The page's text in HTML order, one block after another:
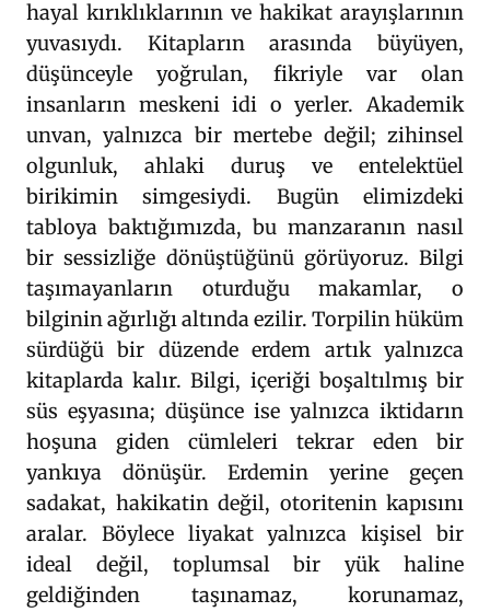
hayal kırıklıklarının ve hakikat arayışlarının
yuvasıydı. Kitapların arasında büyüyen,
düşünceyle yoğrulan, fikriyle var olan
insanların meskeni idi o yerler. Akademik
unvan, yalnızca bir mertebe değil; zihinsel
olgunluk, ahlaki duruş ve entelektüel
birikimin simgesiydi. Bugün elimizdeki
tabloya baktığımızda, bu manzaranın nasıl
bir sessizliğe dönüştüğünü görüyoruz. Bilgi
taşımayanların oturduğu makamlar, o
bilginin ağırlığı altında ezilir. Torpilin hüküm
sürdüğü bir düzende erdem artık yalnızca
kitaplarda kalır. Bilgi, içeriği boşaltılmış bir
süs eşyasına; düşünce ise yalnızca iktidarın
hoşuna giden cümleleri tekrar eden bir
yankıya dönüşür. Erdemin yerine geçen
sadakat, hakikatin değil, otoritenin kapısını
aralar. Böylece liyakat yalnızca kişisel bir
ideal değil, toplumsal bir yük haline
geldiğinden taşınamaz, korunamaz,